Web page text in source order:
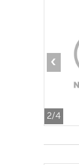
2/4
‹